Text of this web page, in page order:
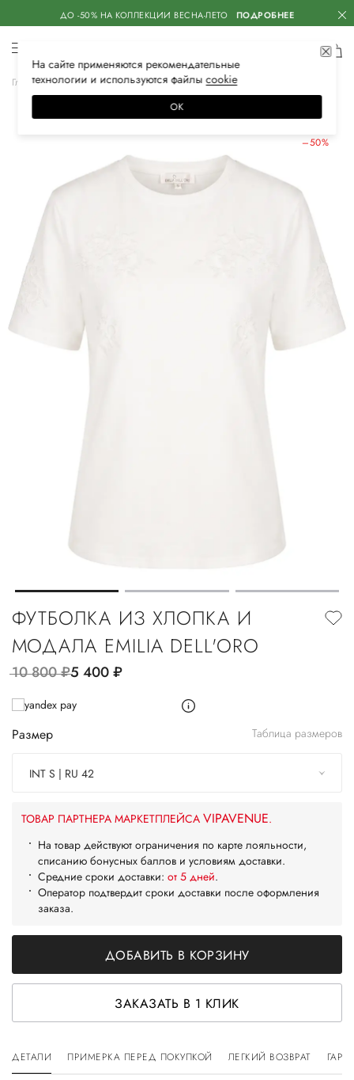
ДО -50% НА КОЛЛЕКЦИИ ВЕСНА-ЛЕТО ПОДРОБНЕЕ
Главная Женская Одежда Футболки
–50%
ФУТБОЛКА ИЗ ХЛОПКА И
МОДАЛА EMILIA DELL'ORO
10 800руб.5 400руб.
Размер Таблица размеров
INT S | RU 42
ТОВАР ПАРТНЕРА МАРКЕТПЛЕЙСА VIPAVENUE.
На товар действуют ограничения по карте лояльности,
списанию бонусных баллов и условиям доставки.
Средние сроки доставки: от 5 дней.
Оператор подтвердит сроки доставки после оформления
заказа.
ДОБАВИТЬ В КОРЗИНУ
ЗАКАЗАТЬ В 1 КЛИК
ДЕТАЛИ ПРИМЕРКА ПЕРЕД ПОКУПКОЙ ЛЕГКИЙ ВОЗВРАТ
На сайте применяются рекомендательные
технологии и используются файлысооkiе
ОК